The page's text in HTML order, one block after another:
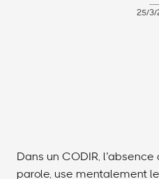
25/3/
Dans un CODIR,
parole, use mentalement